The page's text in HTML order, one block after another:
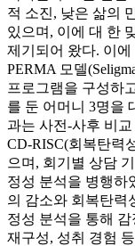
적 소진, 낮은 삶의
있으며, 이에 대 한
제기되어 왔다. 이
PERMA 모델
프로그램을 구성하
를 둔 어머니 3명을
과는 사전-사후 비
CD-RISC(회복탄력
으며, 회기별 상담
정성 분석을 병행하
의 감소와 회복탄력
정성 분석을 통해 감
재구성, 성취 경험